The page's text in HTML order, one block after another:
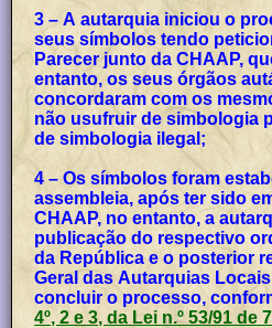
3 – A autarquia iniciou o
seus símbolos tendo
Parecer junto da CHAAP,
entanto, os seus órgãos
concordaram com os
não usufruir de simbologia
de simbologia ilegal;
4 – Os símbolos foram
assembleia, após ter sido
CHAAP, no entanto, a
publicação do respectivo
da República e o posterior
Geral das Autarquias
concluir o processo,
4º, 2 e 3, da Lei n.º 53/91 de